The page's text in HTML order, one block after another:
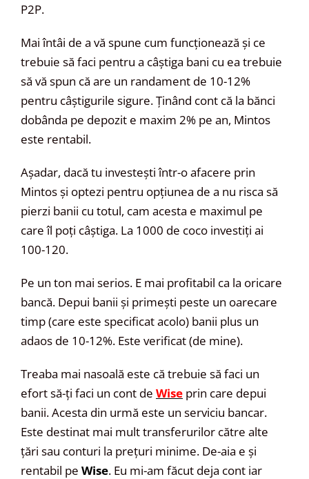
P2P.
Mai întâi de a vă spune cum funcționează și ce
trebuie să faci pentru a câștiga bani cu ea trebuie
să vă spun că are un randament de 10-12%
pentru câștigurile sigure. Ținând cont că la bănci
dobânda pe depozit e maxim 2% pe an, Mintos
este rentabil.
Așadar, dacă tu investești într-o afacere prin
Mintos și optezi pentru opțiunea de a nu risca să
pierzi banii cu totul, cam acesta e maximul pe
care îl poți câștiga. La 1000 de coco investiți ai
100-120.
Pe un ton mai serios. E mai profitabil ca la oricare
bancă. Depui banii și primești peste un oarecare
timp (care este specificat acolo) banii plus un
adaos de 10-12%. Este verificat (de mine).
Treaba mai nasoală este că trebuie să faci un
efort să-ți faci un cont de Wise prin care depui
banii. Acesta din urmă este un serviciu bancar.
Este destinat mai mult transferurilor către alte
țări sau conturi la prețuri minime. De-aia e și
rentabil pe Wise. Eu mi-am făcut deja cont iar